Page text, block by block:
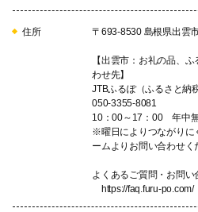
ぬくもりのある福祉サービ
高齢者外出支援事業（外出困難な
運行経費）など
住所 〒693-8530 島根県出雲
【出雲市：お礼の品、
わせ先】
JTBふるぽ（ふるさと
050-3355-8081
10：00～17：00 年中無
※曜日によりつながりに
ームよりお問い合わせく
よくあるご質問・お問い
https://faq.furu-po.com/